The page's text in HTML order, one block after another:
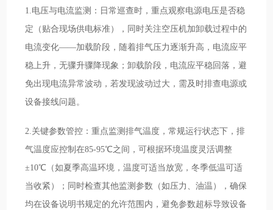
1.电压与电流监测：日常巡查时，重点观察电源电压是否稳
定（贴合现场供电标准），同时关注空压机加卸载过程中的
电流变化——加载阶段，随着排气压力逐渐升高，电流应平
稳上升，无骤升骤降现象；卸载阶段，电流应平稳回落，避
免出现电流异常波动，若发现波动过大，需及时排查电源或
设备接线问题。
2.关键参数管控：重点监测排气温度，常规运行状态下，排
气温度应控制在85-95℃之间，可根据环境温度灵活调整
±10℃（如夏季高温环境，温度可适当放宽，冬季低温可适
当收紧）；同时检查其他监测参数（如压力、油温），确保
均在设备说明书规定的允许范围内，避免参数超标导致设备